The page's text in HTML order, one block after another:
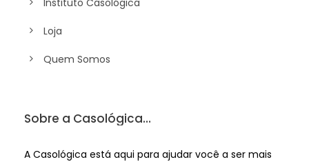
Instituto Casológica
Loja
Quem Somos
Sobre a Casológica…
A Casológica está aqui para ajudar você a ser mais